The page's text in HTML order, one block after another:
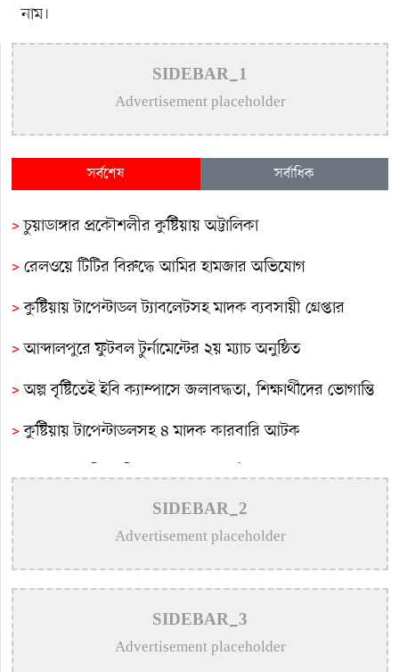
নাম।
SIDEBAR_1
Advertisement placeholder
সর্বশেষ সর্বাধিক
>চুয়াডাঙ্গার প্রকৌশলীর কুষ্টিয়ায় অট্টালিকা
> রেলওয়ে টিটির বিরুদ্ধে আমির হামজার অভিযোগ
>কুষ্টিয়ায় টাপেন্টাডল ট্যাবলেটসহ মাদক ব্যবসায়ী গ্রেপ্তার
>আব্দালপুরে ফুটবল টুর্নামেন্টের ২য় ম্যাচ অনুষ্ঠিত
>অল্প বৃষ্টিতেই ইবি ক্যাম্পাসে জলাবদ্ধতা, শিক্ষার্থীদের ভোগান্তি
>কুষ্টিয়ায় টাপেন্টাডলসহ ৪ মাদক কারবারি আটক
>সমাজের সুবিধাবঞ্চিত মানুষের পাশে দাঁড়ানো আমাদের অন্যতম
দায়িত্ব: এমপি বাচ্চু মোল্লা
>
সাংবাদিক মোশারফের মা আর নেই
>
মিরপুরে ফ্যামিলি কার্ড প্রকল্পের তথ্য সংগ্রহকারী ও
সুপারভাইজারদের মৌখিক-ব্যবহারিক পরীক্ষা অনুষ্ঠিত
SIDEBAR_2
Advertisement placeholder
SIDEBAR_3
Advertisement placeholder